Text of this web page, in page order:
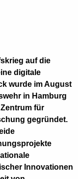
auf die
digitale
wurde im August
in Hamburg
für
gegründet.
Innovationen